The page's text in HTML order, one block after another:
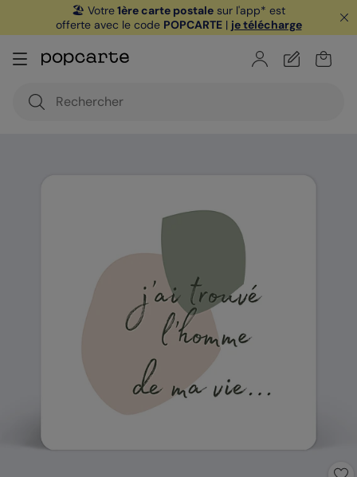
🏖️ Votre1ère carte postale sur l'app* est
offerte avec le code POPCARTE| je télécharge